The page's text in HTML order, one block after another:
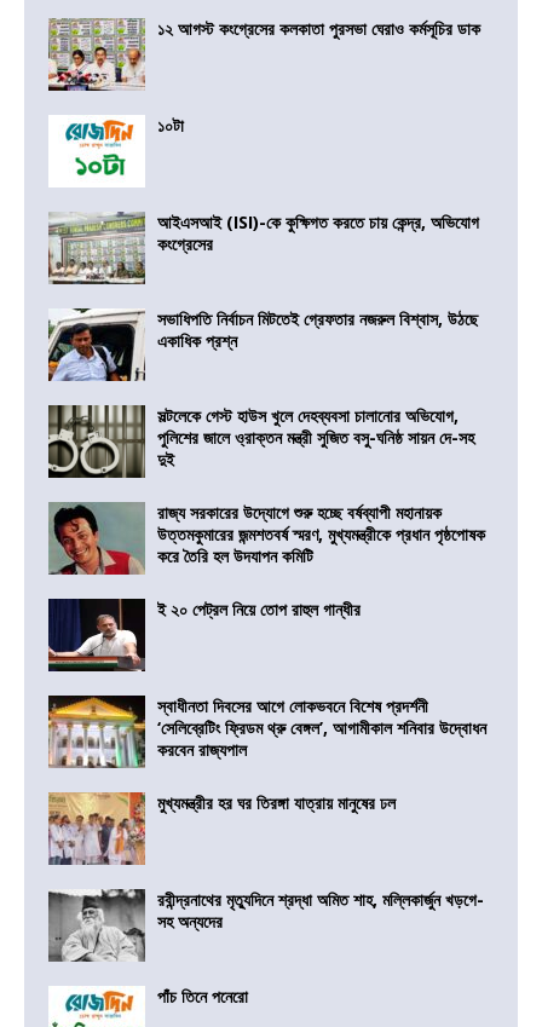
১২ আগস্ট কংগ্রেসের কলকাতা পুরসভা ঘেরাও কর্মসূচির ডাক
১০টা
আইএসআই (ISI)-কে কুক্ষিগত করতে চায় কেন্দ্র, অভিযোগ
কংগ্রেসের
সভাধিপতি নির্বাচন মিটতেই গ্রেফতার নজরুল বিশ্বাস, উঠছে
একাধিক প্রশ্ন
সল্টলেকে গেস্ট হাউস খুলে দেহব্যবসা চালানোর অভিযোগ,
পুলিশের জালে ও্রাক্তন মন্ত্রী সুজিত বসু-ঘনিষ্ঠ সায়ন দে-সহ
দুই
রাজ্য সরকারের উদ্যোগে শুরু হচ্ছে বর্ষব্যাপী মহানায়ক
উত্তমকুমারের জন্মশতবর্ষ স্মরণ, মুখ্যমন্ত্রীকে প্রধান পৃষ্ঠপোষক
করে তৈরি হল উদযাপন কমিটি
ই ২০ পেট্রল নিয়ে তোপ রাহুল গান্ধীর
স্বাধীনতা দিবসের আগে লোকভবনে বিশেষ প্রদর্শনী
‘সেলিব্রেটিং ফ্রিডম থ্রু বেঙ্গল’, আগামীকাল শনিবার উদ্বোধন
করবেন রাজ্যপাল
মুখ্যমন্ত্রীর হর ঘর তিরঙ্গা যাত্রায় মানুষের ঢল
রবীন্দ্রনাথের মৃত্যুদিনে শ্রদ্ধা অমিত শাহ, মল্লিকার্জুন খড়গে-
সহ অন্যদের
পাঁচ তিনে পনেরো